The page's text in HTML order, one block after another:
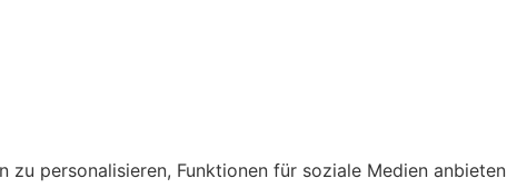
personalisieren, Funktionen für soziale Medien anbieten